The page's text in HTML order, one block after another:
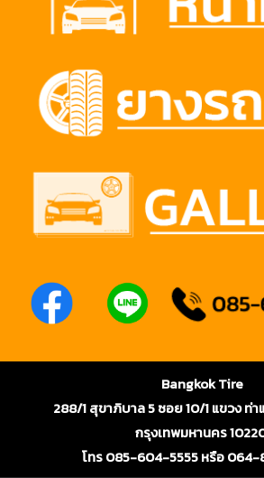
Bangkok Tire
288/1 สุขาภิบาล 5 ซอย 10/1 แขวง ท่า
กรุงเทพมหานคร
โทร 085-604-5555 หรือ